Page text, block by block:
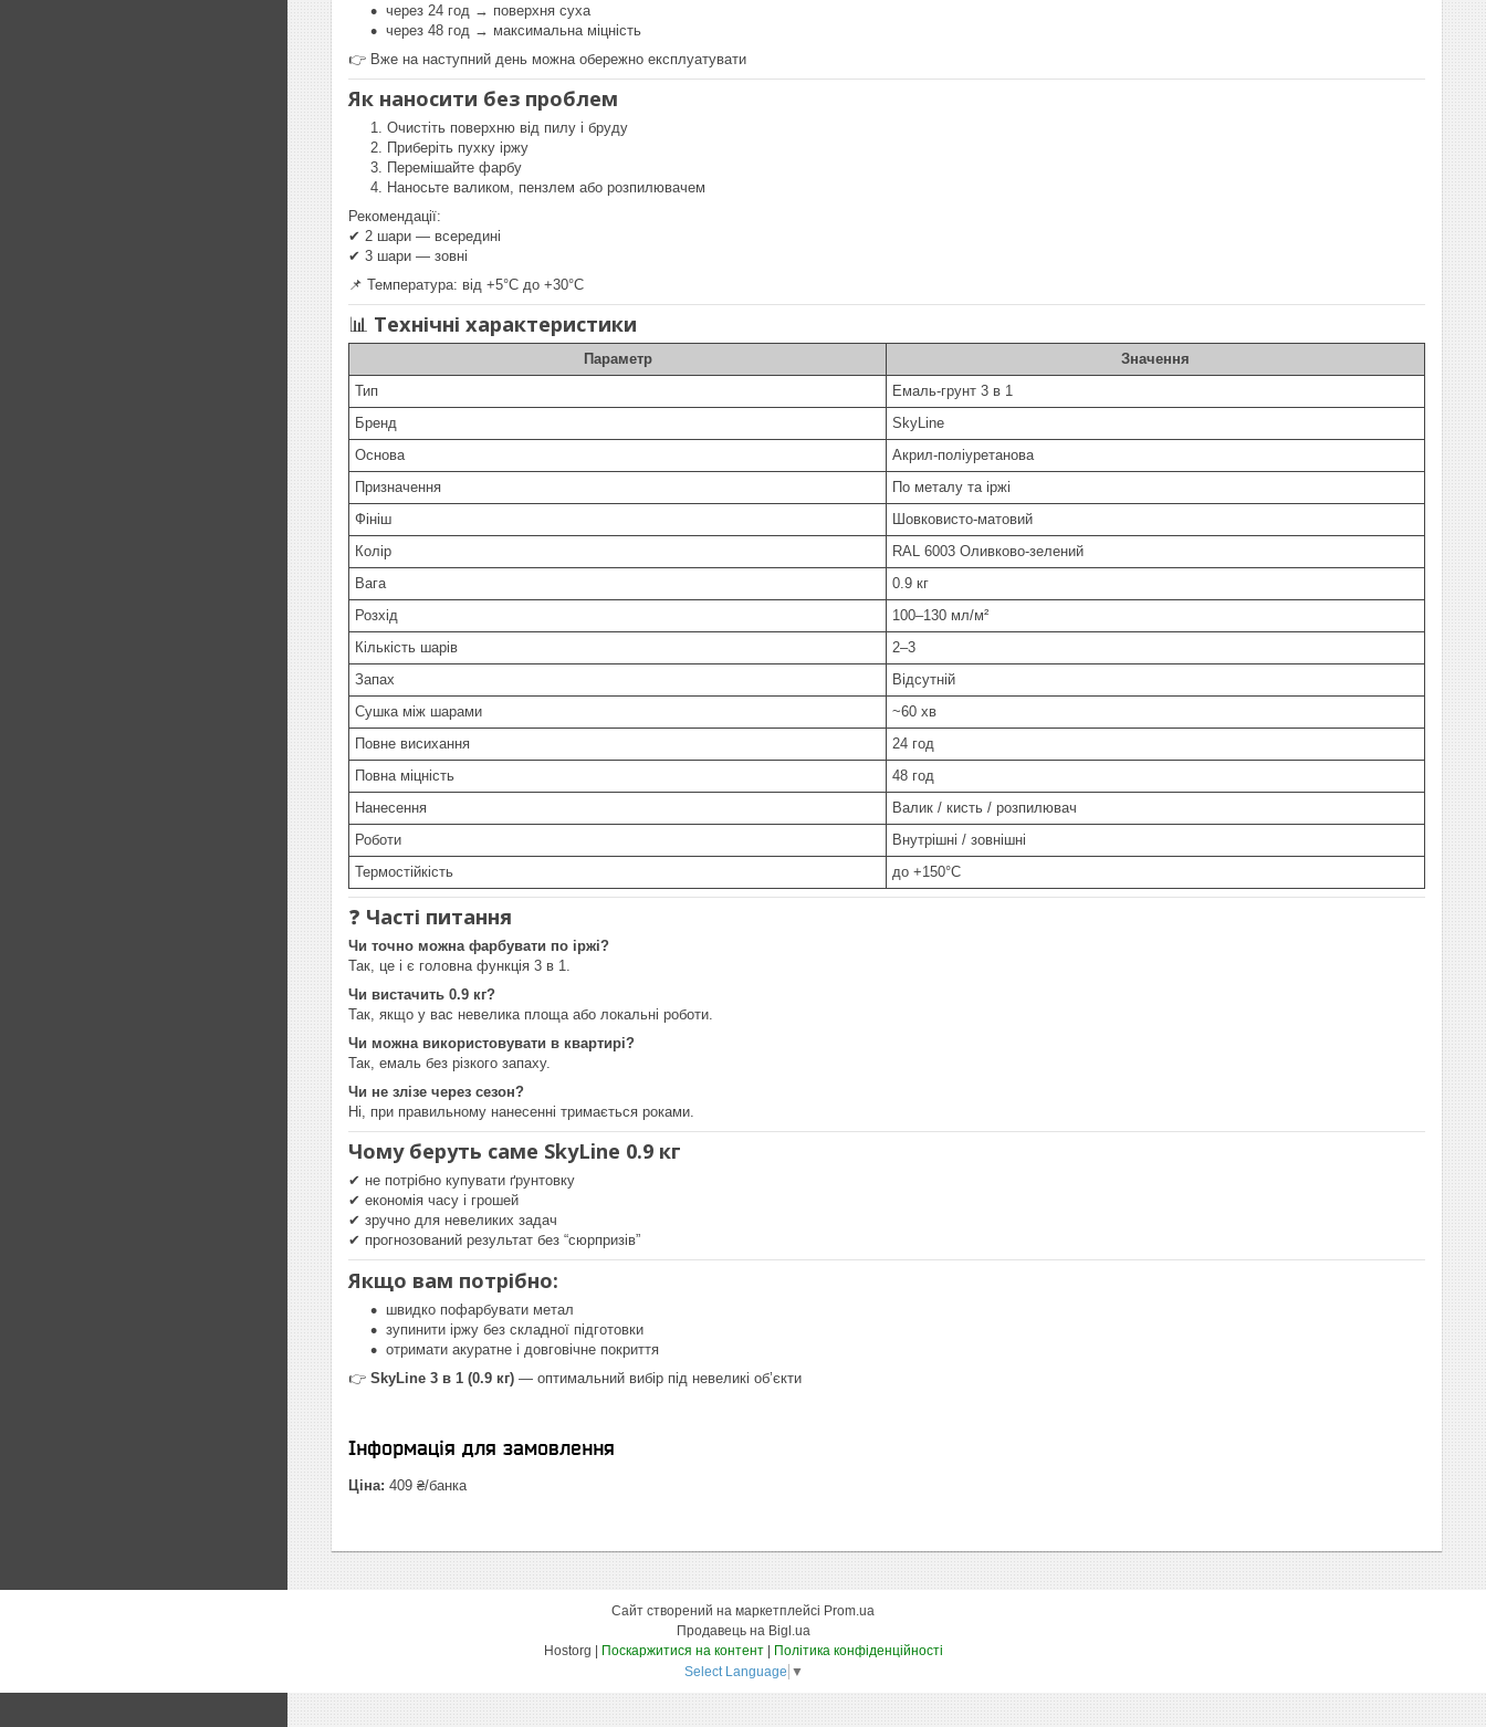
через 24 год → поверхня суха
через 48 год → максимальна міцність
👉 Вже на наступний день можна обережно експлуатувати
Як наносити без проблем
Очистіть поверхню від пилу і бруду
Приберіть пухку іржу
Перемішайте фарбу
Наносьте валиком, пензлем або розпилювачем
Рекомендації:
✔ 2 шари — всередині
✔ 3 шари — зовні
📌 Температура: від +5°C до +30°C
📊 Технічні характеристики
Параметр
Значення
Тип
Емаль-грунт 3 в 1
Бренд
SkyLine
Основа
Акрил-поліуретанова
Призначення
По металу та іржі
Фініш
Шовковисто-матовий
Колір
RAL 6003 Оливково-зелений
Вага
0.9 кг
Розхід
100–130 мл/м²
Кількість шарів
2–3
Запах
Відсутній
Сушка між шарами
~60 хв
Повне висихання
24 год
Повна міцність
48 год
Нанесення
Валик / кисть / розпилювач
Роботи
Внутрішні / зовнішні
Термостійкість
до +150°C
❓ Часті питання
Чи точно можна фарбувати по іржі?
Так, це і є головна функція 3 в 1.
Чи вистачить 0.9 кг?
Так, якщо у вас невелика площа або локальні роботи.
Чи можна використовувати в квартирі?
Так, емаль без різкого запаху.
Чи не злізе через сезон?
Ні, при правильному нанесенні тримається роками.
Чому беруть саме SkyLine 0.9 кг
✔ не потрібно купувати ґрунтовку
✔ економія часу і грошей
✔ зручно для невеликих задач
✔ прогнозований результат без “сюрпризів”
Якщо вам потрібно:
швидко пофарбувати метал
зупинити іржу без складної підготовки
отримати акуратне і довговічне покриття
👉 SkyLine 3 в 1 (0.9 кг) — оптимальний вибір під невеликі об’єкти
Інформація для замовлення
Ціна: 409 ₴/банка
Сайт створений на маркетплейсі Prom.ua
Продавець на Bigl.ua
Hostorg | Поскаржитися на контент | Політика конфіденційності
Select Language ▼